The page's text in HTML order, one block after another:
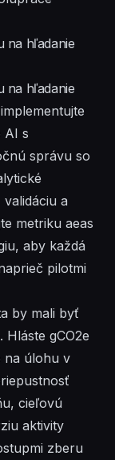
na hľadanie
na hľadanie
AI s
správu so
a
metriku aeas
aby každá
pilotmi
by mali byť
gCO2e
na úlohu v
cieľovú
aktivity
zberu